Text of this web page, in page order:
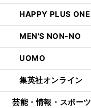
HAPPY PLUS ONE
MEN'S NON-NO
UOMO
集英社オンライン
芸能・情報・スポーツ